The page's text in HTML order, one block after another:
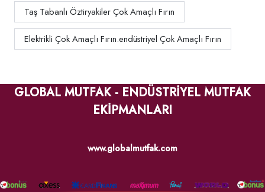
Taş Tabanlı Öztiryakiler Çok Amaçlı Fırın
Elektrikli Çok Amaçlı Fırın.endüstriyel Çok Amaçlı Fırın
GLOBAL MUTFAK - ENDÜSTRİYEL MUTFAK
EKİPMANLARI
www.globalmutfak.com